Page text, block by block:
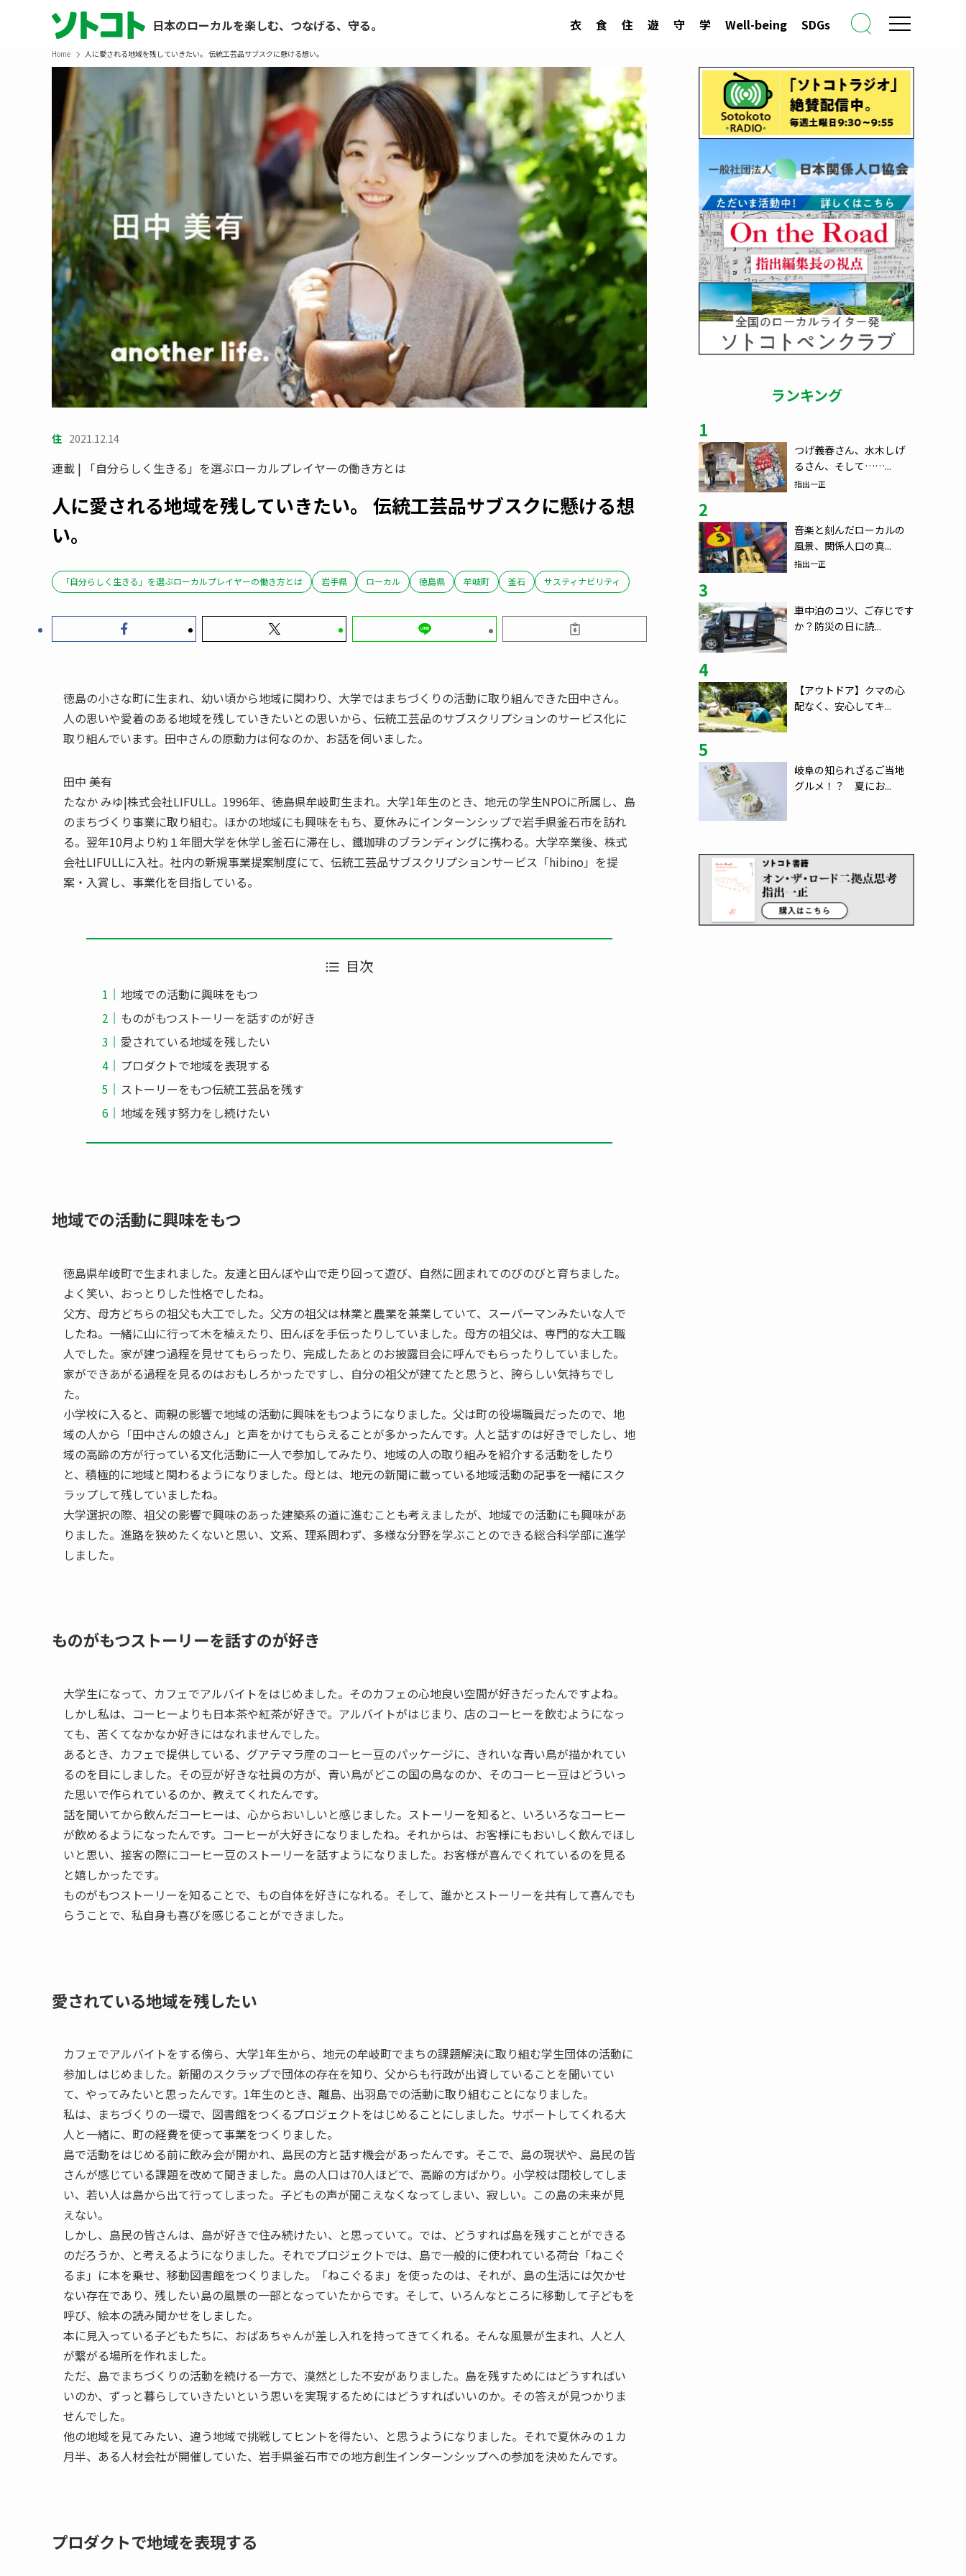
日本のローカルを楽しむ、つなげる、守る。 衣 食 住 遊 守 学 Well-being SDGs
Home 人に愛される地域を残していきたい。 伝統工芸品サブスクに懸ける想い。
住 2021.12.14
連載 | 「自分らしく生きる」を選ぶローカルプレイヤーの働き方とは
人に愛される地域を残していきたい。 伝統工芸品サブスクに懸ける想
い。
「自分らしく生きる」を選ぶローカルプレイヤーの働き方とは 岩手県 ローカル 徳島県 牟岐町 釜石 サスティナビリティ
徳島の小さな町に生まれ、幼い頃から地域に関わり、大学ではまちづくりの活動に取り組んできた田中さん。
人の思いや愛着のある地域を残していきたいとの思いから、伝統工芸品のサブスクリプションのサービス化に
取り組んでいます。田中さんの原動力は何なのか、お話を伺いました。
田中 美有
たなか みゆ|株式会社LIFULL。1996年、徳島県牟岐町生まれ。大学1年生のとき、地元の学生NPOに所属し、島
のまちづくり事業に取り組む。ほかの地域にも興味をもち、夏休みにインターンシップで岩手県釜石市を訪れ
る。翌年10月より約１年間大学を休学し釜石に滞在し、鐵珈琲のブランディングに携わる。大学卒業後、株式
会社LIFULLに入社。社内の新規事業提案制度にて、伝統工芸品サブスクリプションサービス「hibino」を提
案・入賞し、事業化を目指している。
目次
地域での活動に興味をもつ
ものがもつストーリーを話すのが好き
愛されている地域を残したい
プロダクトで地域を表現する
ストーリーをもつ伝統工芸品を残す
地域を残す努力をし続けたい
地域での活動に興味をもつ
徳島県牟岐町で生まれました。友達と田んぼや山で走り回って遊び、自然に囲まれてのびのびと育ちました。
よく笑い、おっとりした性格でしたね。
父方、母方どちらの祖父も大工でした。父方の祖父は林業と農業を兼業していて、スーパーマンみたいな人で
したね。一緒に山に行って木を植えたり、田んぼを手伝ったりしていました。母方の祖父は、専門的な大工職
人でした。家が建つ過程を見せてもらったり、完成したあとのお披露目会に呼んでもらったりしていました。
家ができあがる過程を見るのはおもしろかったですし、自分の祖父が建てたと思うと、誇らしい気持ちでし
た。
小学校に入ると、両親の影響で地域の活動に興味をもつようになりました。父は町の役場職員だったので、地
域の人から「田中さんの娘さん」と声をかけてもらえることが多かったんです。人と話すのは好きでしたし、地
域の高齢の方が行っている文化活動に一人で参加してみたり、地域の人の取り組みを紹介する活動をしたり
と、積極的に地域と関わるようになりました。母とは、地元の新聞に載っている地域活動の記事を一緒にスク
ラップして残していましたね。
大学選択の際、祖父の影響で興味のあった建築系の道に進むことも考えましたが、地域での活動にも興味があ
りました。進路を狭めたくないと思い、文系、理系問わず、多様な分野を学ぶことのできる総合科学部に進学
しました。
ものがもつストーリーを話すのが好き
大学生になって、カフェでアルバイトをはじめました。そのカフェの心地良い空間が好きだったんですよね。
しかし私は、コーヒーよりも日本茶や紅茶が好きで。アルバイトがはじまり、店のコーヒーを飲むようになっ
ても、苦くてなかなか好きにはなれませんでした。
あるとき、カフェで提供している、グアテマラ産のコーヒー豆のパッケージに、きれいな青い鳥が描かれてい
るのを目にしました。その豆が好きな社員の方が、青い鳥がどこの国の鳥なのか、そのコーヒー豆はどういっ
た思いで作られているのか、教えてくれたんです。
話を聞いてから飲んだコーヒーは、心からおいしいと感じました。ストーリーを知ると、いろいろなコーヒー
が飲めるようになったんです。コーヒーが大好きになりましたね。それからは、お客様にもおいしく飲んでほし
いと思い、接客の際にコーヒー豆のストーリーを話すようになりました。お客様が喜んでくれているのを見る
と嬉しかったです。
ものがもつストーリーを知ることで、もの自体を好きになれる。そして、誰かとストーリーを共有して喜んでも
らうことで、私自身も喜びを感じることができました。
愛されている地域を残したい
カフェでアルバイトをする傍ら、大学1年生から、地元の牟岐町でまちの課題解決に取り組む学生団体の活動に
参加しはじめました。新聞のスクラップで団体の存在を知り、父からも行政が出資していることを聞いてい
て、やってみたいと思ったんです。1年生のとき、離島、出羽島での活動に取り組むことになりました。
私は、まちづくりの一環で、図書館をつくるプロジェクトをはじめることにしました。サポートしてくれる大
人と一緒に、町の経費を使って事業をつくりました。
島で活動をはじめる前に飲み会が開かれ、島民の方と話す機会があったんです。そこで、島の現状や、島民の皆
さんが感じている課題を改めて聞きました。島の人口は70人ほどで、高齢の方ばかり。小学校は閉校してしま
い、若い人は島から出て行ってしまった。子どもの声が聞こえなくなってしまい、寂しい。この島の未来が見
えない。
しかし、島民の皆さんは、島が好きで住み続けたい、と思っていて。では、どうすれば島を残すことができる
のだろうか、と考えるようになりました。それでプロジェクトでは、島で一般的に使われている荷台「ねこぐ
るま」に本を乗せ、移動図書館をつくりました。「ねこぐるま」を使ったのは、それが、島の生活には欠かせ
ない存在であり、残したい島の風景の一部となっていたからです。そして、いろんなところに移動して子どもを
呼び、絵本の読み聞かせをしました。
本に見入っている子どもたちに、おばあちゃんが差し入れを持ってきてくれる。そんな風景が生まれ、人と人
が繋がる場所を作れました。
ただ、島でまちづくりの活動を続ける一方で、漠然とした不安がありました。島を残すためにはどうすればい
いのか、ずっと暮らしていきたいという思いを実現するためにはどうすればいいのか。その答えが見つかりま
せんでした。
他の地域を見てみたい、違う地域で挑戦してヒントを得たい、と思うようになりました。それで夏休みの１カ
月半、ある人材会社が開催していた、岩手県釜石市での地方創生インターンシップへの参加を決めたんです。
プロダクトで地域を表現する
ランキング
1
つげ義春さん、水木しげ
るさん、そして……...
指出一正
2
音楽と刻んだローカルの
風景、関係人口の真...
指出一正
3
車中泊のコツ、ご存じです
か？防災の日に読...
4
【アウトドア】クマの心
配なく、安心してキ...
5
岐阜の知られざるご当地
グルメ！？ 夏にお...